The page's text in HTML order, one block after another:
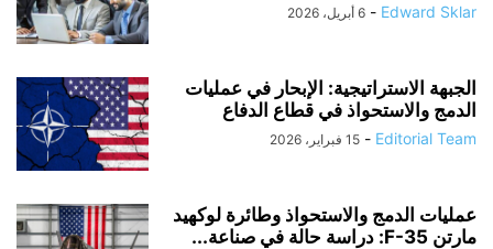
Edward Sklar
- 6 أبريل، 2026
الجبهة الاستراتيجية: الإبحار في عمليات
الدمج والاستحواذ في قطاع الدفاع
Editorial Team
- 15 فبراير، 2026
عمليات الدمج والاستحواذ وطائرة لوكهيد
مارتن F-35: دراسة حالة في صناعة...